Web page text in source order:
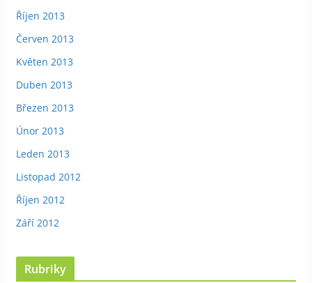
Říjen 2013
Červen 2013
Květen 2013
Duben 2013
Březen 2013
Únor 2013
Leden 2013
Listopad 2012
Říjen 2012
Září 2012
Rubriky